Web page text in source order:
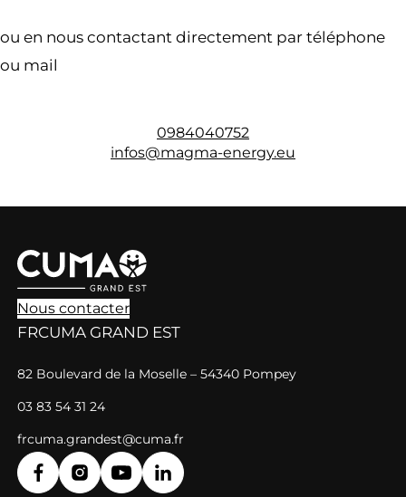
ou en nous contactant directement par téléphone
ou mail
0984040752
infos@magma-energy.eu
Nous contacter
FRCUMA GRAND EST
82 Boulevard de la Moselle – 54340 Pompey
03 83 54 31 24
frcuma.grandest@cuma.fr